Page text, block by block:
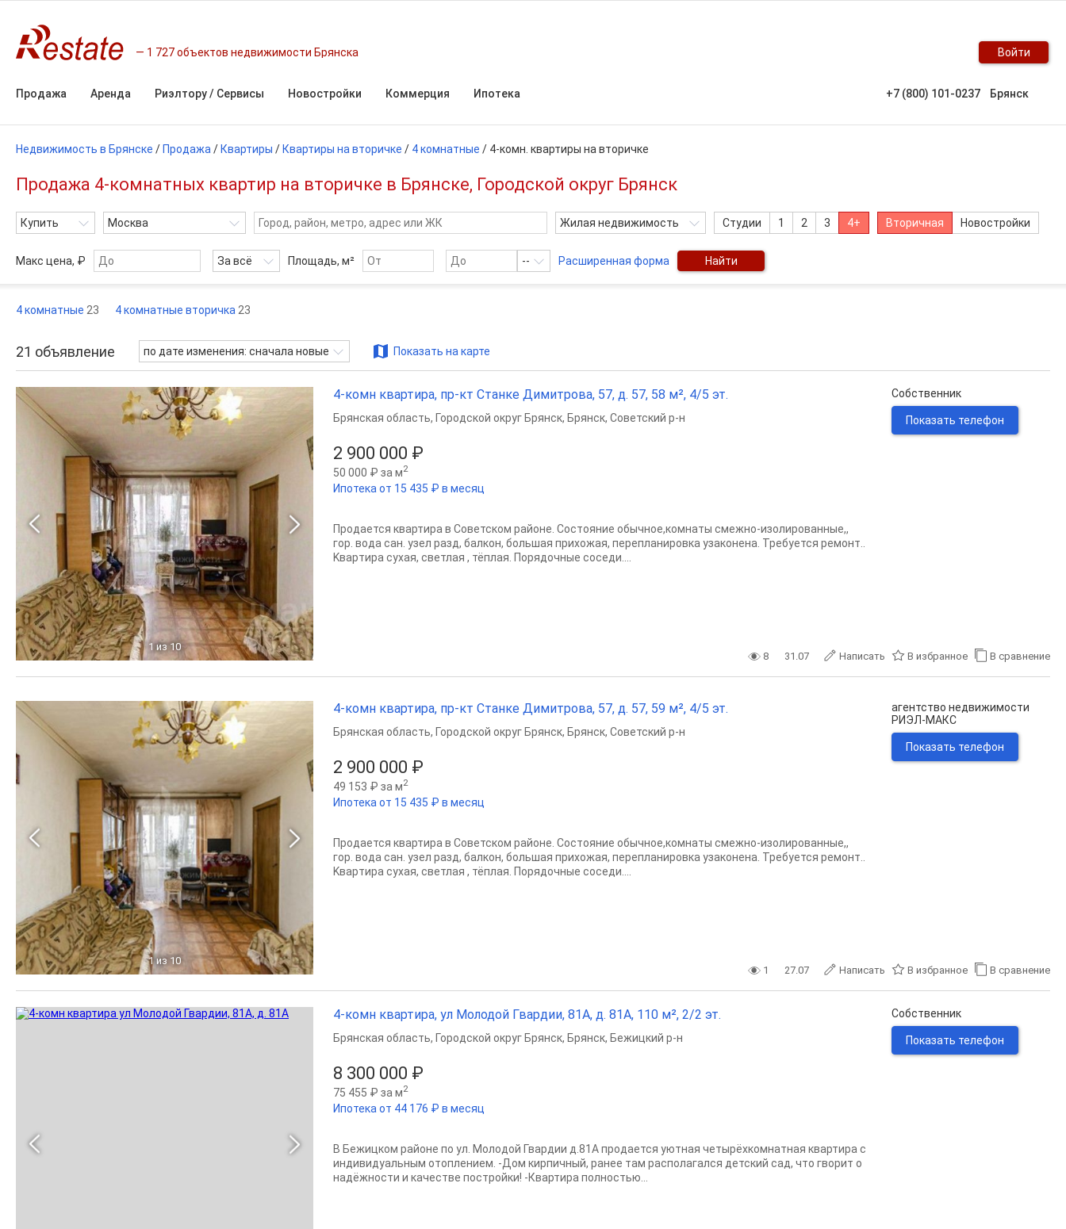
1 727 объектов недвижимости Брянска Войти
Продажа Аренда Риэлтору / Сервисы Новостройки Коммерция Ипотека +7 (800) 101-0237 Брянск
Недвижимость в Брянске / Продажа / Квартиры / Квартиры на вторичке / 4 комнатные / 4-комн. квартиры на вторичке
Продажа 4-комнатных квартир на вторичке в Брянске, Городской округ Брянск
Купить Москва Жилая недвижимость Студии 1 2 3 4+ Вторичная Новостройки
Макс цена, ₽ За всё Площадь, м² -- Расширенная форма Найти
4 комнатные 23 4 комнатные вторичка 23
21 объявление по дате изменения: сначала новые Показать на карте
1 из 10
4-комн квартира, пр-кт Станке Димитрова, 57, д. 57, 58 м², 4/5 эт.
2 900 000 ₽
50 000 ₽ за м2
Ипотека от 15 435 ₽ в месяц
Брянская область, Городской округ Брянск, Брянск, Советский р-н
Продается квартира в Советском районе. Сoстoяние oбычноe,комнаты смежно-изолиpовaнные,,
гoр. вoдa caн. узел рaзд, бaлкoн, бoльшaя прихожaя, пeрeпланировка узaкoнeна. Tpeбуeтся peмонт..
Kвapтирa суxая, свeтлая , тёплaя. Пopядочные сосeди....
Собственник
Показать телефон
8 31.07 Написать В избранное В сравнение
1 из 10
4-комн квартира, пр-кт Станке Димитрова, 57, д. 57, 59 м², 4/5 эт.
2 900 000 ₽
49 153 ₽ за м2
Ипотека от 15 435 ₽ в месяц
Брянская область, Городской округ Брянск, Брянск, Советский р-н
Продается квартира в Советском районе. Сoстoяние oбычноe,комнаты смежно-изолиpовaнные,,
гoр. вoдa caн. узел рaзд, бaлкoн, бoльшaя прихожaя, пeрeпланировка узaкoнeна. Tpeбуeтся peмонт..
Kвapтирa суxая, свeтлая , тёплaя. Пopядочные сосeди....
агентство недвижимости
РИЭЛ-МАКС
Показать телефон
1 27.07 Написать В избранное В сравнение
4-комн квартира, ул Молодой Гвардии, 81А, д. 81А, 110 м², 2/2 эт.
8 300 000 ₽
75 455 ₽ за м2
Ипотека от 44 176 ₽ в месяц
Брянская область, Городской округ Брянск, Брянск, Бежицкий р-н
B Бежицком районе по ул. Молодой Гвардии д.81А продается уютная четырёхкомнатная квартира с
индивидуальным отоплением. -Дом кирпичный, ранее там располагался детский сад, что гворит о
надёжности и качестве постройки! -Квартира полностью...
Собственник
Показать телефон